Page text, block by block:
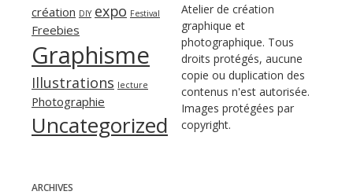
création DIY expo Festival
Freebies
Graphisme
Illustrations lecture
Photographie
Uncategorized
Atelier de création
graphique et
photographique. Tous
droits protégés, aucune
copie ou duplication des
contenus n'est autorisée.
Images protégées par
copyright.
ARCHIVES